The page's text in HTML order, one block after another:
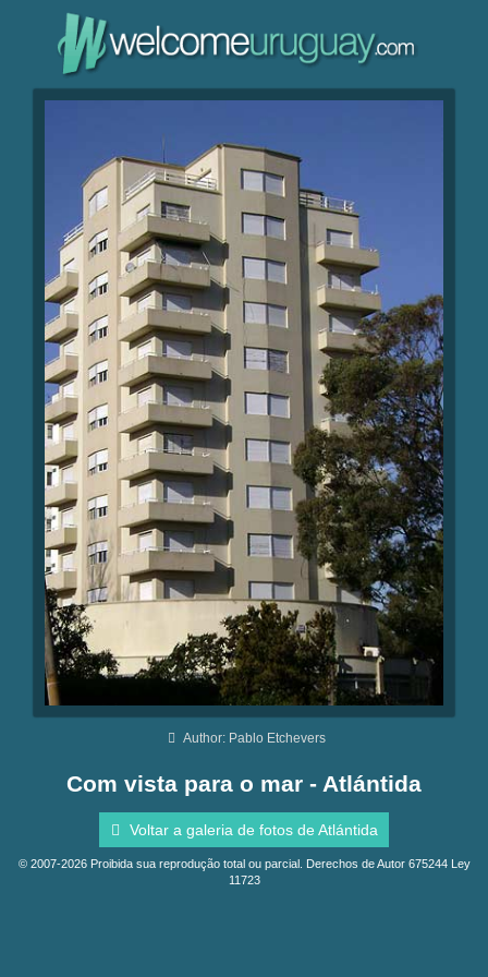
Author: Pablo Etchevers
Com vista para o mar - Atlántida
Voltar a galeria de fotos de Atlántida
© 2007-2026 Proibida sua reprodução total ou parcial. Derechos de Autor 675244 Ley
11723